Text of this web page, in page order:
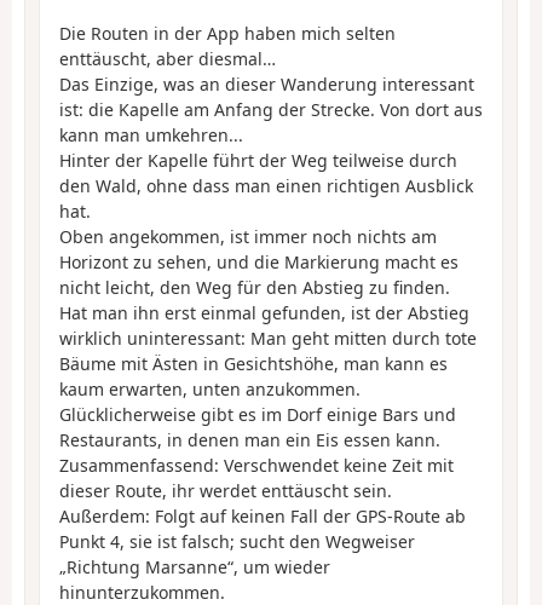
Die Routen in der App haben mich selten
enttäuscht, aber diesmal…
Das Einzige, was an dieser Wanderung interessant
ist: die Kapelle am Anfang der Strecke. Von dort aus
kann man umkehren...
Hinter der Kapelle führt der Weg teilweise durch
den Wald, ohne dass man einen richtigen Ausblick
hat.
Oben angekommen, ist immer noch nichts am
Horizont zu sehen, und die Markierung macht es
nicht leicht, den Weg für den Abstieg zu finden.
Hat man ihn erst einmal gefunden, ist der Abstieg
wirklich uninteressant: Man geht mitten durch tote
Bäume mit Ästen in Gesichtshöhe, man kann es
kaum erwarten, unten anzukommen.
Glücklicherweise gibt es im Dorf einige Bars und
Restaurants, in denen man ein Eis essen kann.
Zusammenfassend: Verschwendet keine Zeit mit
dieser Route, ihr werdet enttäuscht sein.
Außerdem: Folgt auf keinen Fall der GPS-Route ab
Punkt 4, sie ist falsch; sucht den Wegweiser
„Richtung Marsanne“, um wieder
hinunterzukommen.